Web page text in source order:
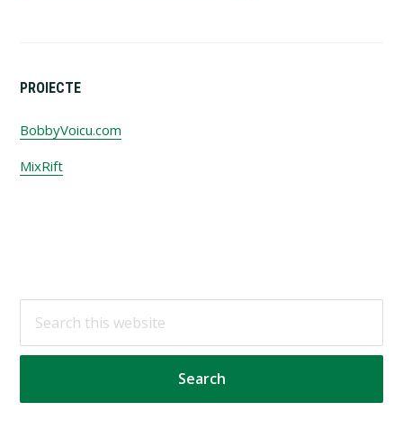
PROIECTE
BobbyVoicu.com
MixRift
Footer
this
website